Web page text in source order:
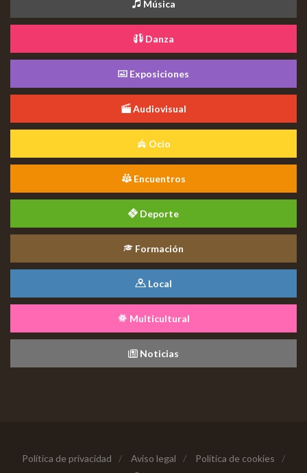
Música
Danza
Exposiciones
Audiovisual
Ocio
Encuentros
Deporte
Formación
Local
Multicultural
Noticias
Política de privacidad / Aviso legal / Política de cookies
/